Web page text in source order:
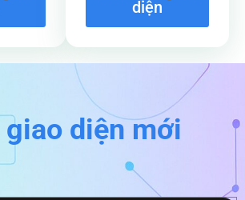
diện
giao diện mới